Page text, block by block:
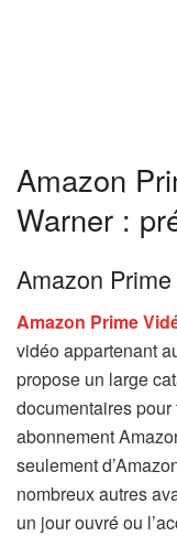
Amazon
Warner :
Amazon
Amazon Prime
vidéo appartenant
propose un large
documentaires
abonnement
seulement
nombreux autres
un jour ouvré ou